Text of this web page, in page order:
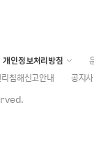
개인정보처리방침
침해신고안내 공지